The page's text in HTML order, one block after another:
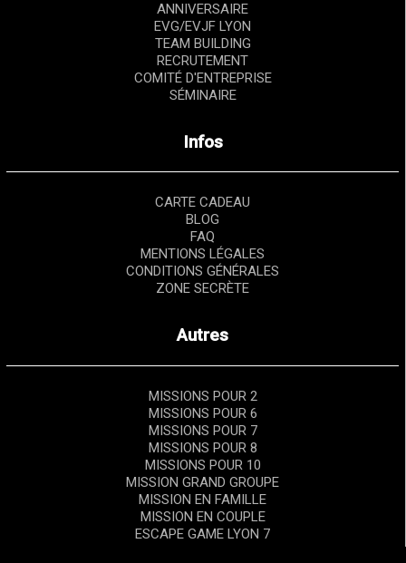
ANNIVERSAIRE
EVG/EVJF LYON
TEAM BUILDING
RECRUTEMENT
COMITÉ D'ENTREPRISE
SÉMINAIRE
Infos
CARTE CADEAU
BLOG
FAQ
MENTIONS LÉGALES
CONDITIONS GÉNÉRALES
ZONE SECRÈTE
Autres
MISSIONS POUR 2
MISSIONS POUR 6
MISSIONS POUR 7
MISSIONS POUR 8
MISSIONS POUR 10
MISSION GRAND GROUPE
MISSION EN FAMILLE
MISSION EN COUPLE
ESCAPE GAME LYON 7